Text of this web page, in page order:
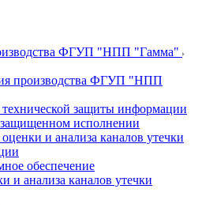
ФГУП "НПП "Гамма"
производства ФГУП "НПП
технической защиты информации
исполнении
и анализа каналов утечки
обеспечение
и анализа каналов утечки